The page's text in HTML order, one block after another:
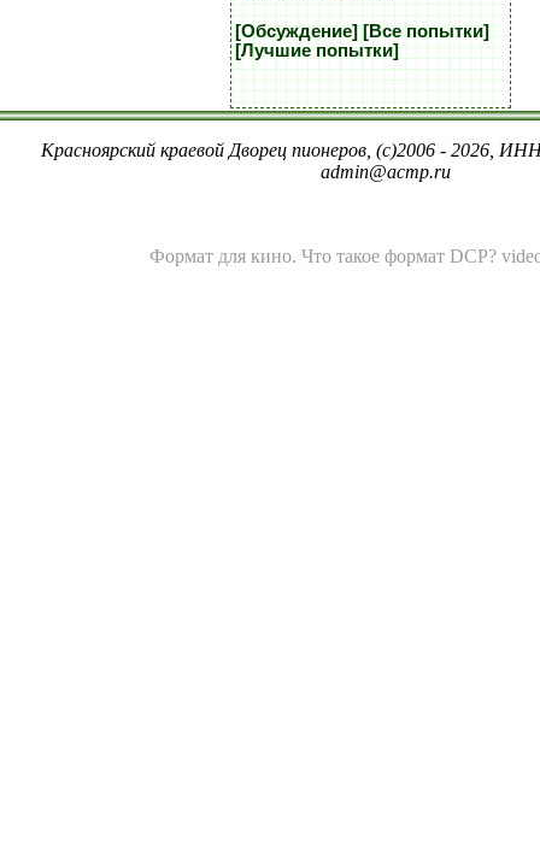
[Обсуждение] [Все попытки]
[Лучшие попытки]
Красноярский краевой Дворец пионеров, (c)2006 - 2026,
admin@acmp.ru
Формат для кино. Что такое формат DCP?